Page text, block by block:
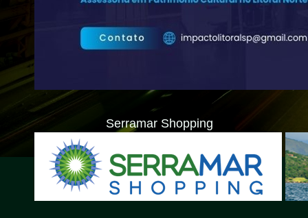
Serramar Shopping